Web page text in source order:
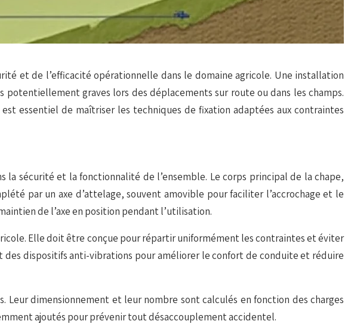
et de l’efficacité opérationnelle dans le domaine agricole. Une installation
graves lors des déplacements sur route ou dans les champs.
essentiel de maîtriser les techniques de fixation adaptées aux contraintes
la sécurité et la fonctionnalité de l’ensemble. Le corps principal de la chape,
par un axe d’attelage, souvent amovible pour faciliter l’accrochage et le
de l’axe en position pendant l’utilisation.
Elle doit être conçue pour répartir uniformément les contraintes et éviter
dispositifs anti-vibrations pour améliorer le confort de conduite et réduire
Leur dimensionnement et leur nombre sont calculés en fonction des charges
ajoutés pour prévenir tout désaccouplement accidentel.